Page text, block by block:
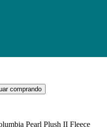
comprando
Pearl Plush II Fleece